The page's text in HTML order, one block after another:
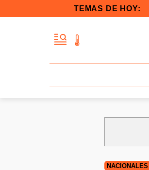
TEMAS DE HOY:
NACIONALES